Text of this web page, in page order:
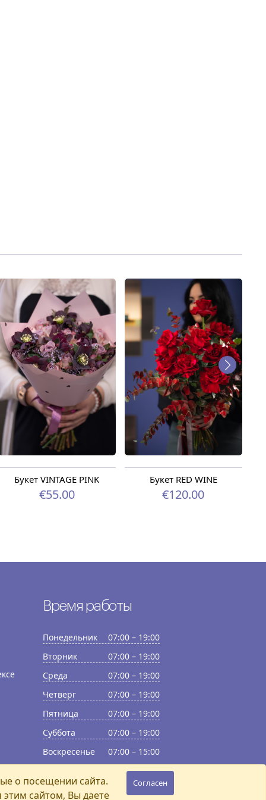
Букет VINTAGE PINK
€55.00
Букет RED WINE
€120.00
Время работы
Понедельник
07:00 – 19:00
Вторник
07:00 – 19:00
Среда
07:00 – 19:00
Четверг
07:00 – 19:00
Пятница
07:00 – 19:00
Суббота
07:00 – 19:00
Воскресенье
07:00 – 15:00
о посещении сайта.
сайтом, Вы даете
Согласен